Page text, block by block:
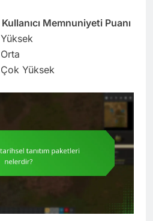
Kullanıcı Memnuniyeti Puanı
Yüksek
Orta
Çok Yüksek